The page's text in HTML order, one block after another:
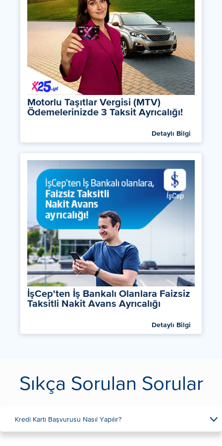
Motorlu Taşıtlar Vergisi (MTV)
Ödemelerinizde 3 Taksit Ayrıcalığı!
Detaylı Bilgi
İşCep'ten İş Bankalı Olanlara Faizsiz
Taksitli Nakit Avans Ayrıcalığı
Detaylı Bilgi
Sıkça Sorulan Sorular
Kredi Kartı Başvurusu Nasıl Yapılır?